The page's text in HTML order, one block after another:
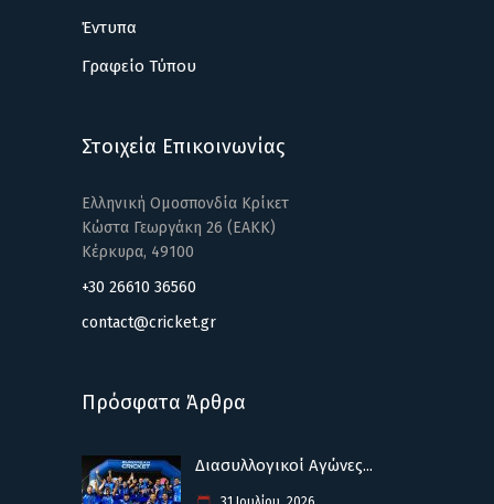
Έντυπα
Γραφείο Τύπου
Στοιχεία Επικοινωνίας
Ελληνική Ομοσπονδία Κρίκετ
Κώστα Γεωργάκη 26 (ΕΑΚΚ)
Κέρκυρα, 49100
+30 26610 36560
contact@cricket.gr
Πρόσφατα Άρθρα
Διασυλλογικοί Αγώνες...